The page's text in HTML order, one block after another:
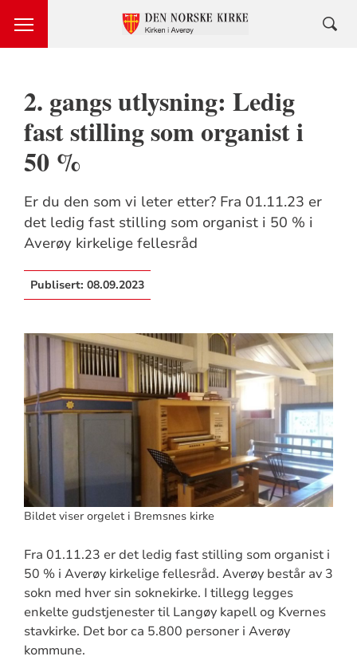
2. gangs utlysning: Ledig
fast stilling som organist i
50 %
Er du den som vi leter etter? Fra 01.11.23 er
det ledig fast stilling som organist i 50 % i
Averøy kirkelige fellesråd
Publisert: 08.09.2023
Bildet viser orgelet i Bremsnes kirke
Fra 01.11.23 er det ledig fast stilling som organist i
50 % i Averøy kirkelige fellesråd. Averøy består av 3
sokn med hver sin soknekirke. I tillegg legges
enkelte gudstjenester til Langøy kapell og Kvernes
stavkirke. Det bor ca 5.800 personer i Averøy
kommune.